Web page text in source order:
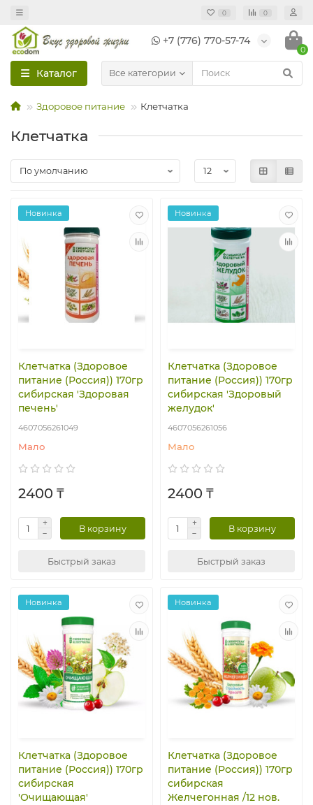
0 0
+7 (776) 770-57-74
0
Каталог Все категории
Здоровое питание Клетчатка
Клетчатка
Новинка
Клетчатка (Здоровое
питание (Россия)) 170гр
сибирская 'Здоровая
печень'
4607056261049
Мало
2400 ₸
В корзину
Быстрый заказ
Новинка
Клетчатка (Здоровое
питание (Россия)) 170гр
сибирская 'Здоровый
желудок'
4607056261056
Мало
2400 ₸
В корзину
Быстрый заказ
Новинка
Клетчатка (Здоровое
питание (Россия)) 170гр
сибирская
'Очищающая'
Новинка
Клетчатка (Здоровое
питание (Россия)) 170гр
сибирская
Желчегонная /12 нов.